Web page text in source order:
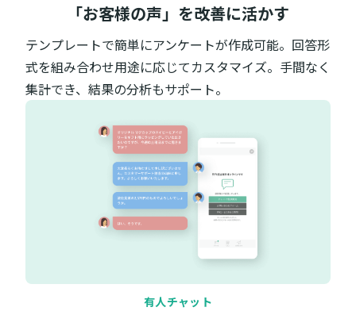
「お客様の声」を改善に活かす
テンプレートで簡単にアンケートが作成可能。回答形
式を組み合わせ用途に応じてカスタマイズ。手間なく
集計でき、結果の分析もサポート。
有人チャット